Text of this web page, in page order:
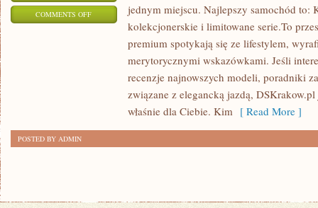
COMMENTS OFFON
jednym miejscu. Najlepszy samochód
kolekcjonerskie i limitowane serie.To
premium spotykają się ze lifestylem,
merytorycznymi wskazówkami. Jeśli
recenzje najnowszych modeli, poradniki
związane z elegancką jazdą,
właśnie dla Ciebie. Kim [ Read More ]
POSTED BY ADMIN